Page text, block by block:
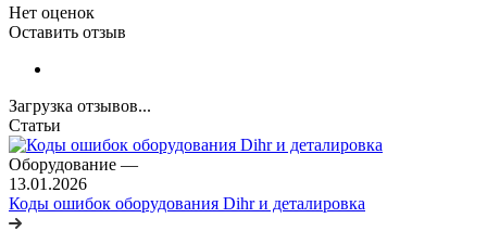
Нет оценок
Оставить отзыв
Загрузка отзывов...
Статьи
Оборудование —
13.01.2026
Коды ошибок оборудования Dihr и деталировка